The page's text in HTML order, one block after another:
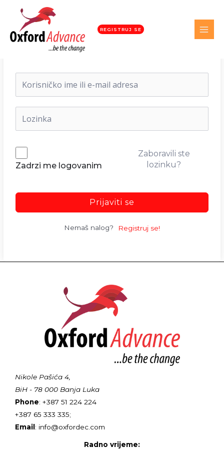
REGISTRUJ SE
Dobrodošli nazad!
Zadrzi me logovanim
Zaboravili ste
lozinku?
Prijaviti se
Nemaš nalog? Registruj se!
Nikole Pašića 4,
BiH - 78 000 Banja Luka
Phone: +387 51 224 224
+387 65 333 335;
Email: info@oxfordec.com
Radno vrijeme: